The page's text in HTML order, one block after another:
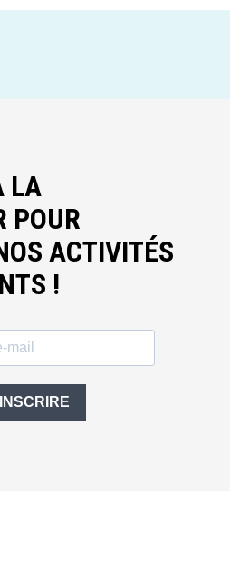
LA
POUR
ACTIVITÉS
!